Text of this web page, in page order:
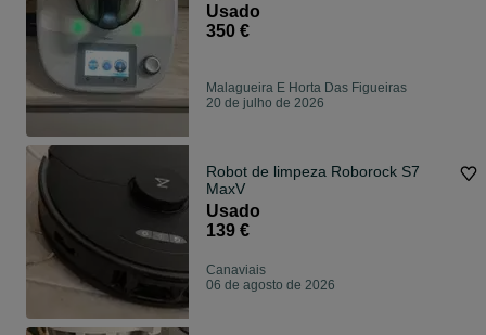
Usado
350 €
Malagueira E Horta Das Figueiras
20 de julho de 2026
Robot de limpeza Roborock S7
MaxV
Usado
139 €
Canaviais
06 de agosto de 2026